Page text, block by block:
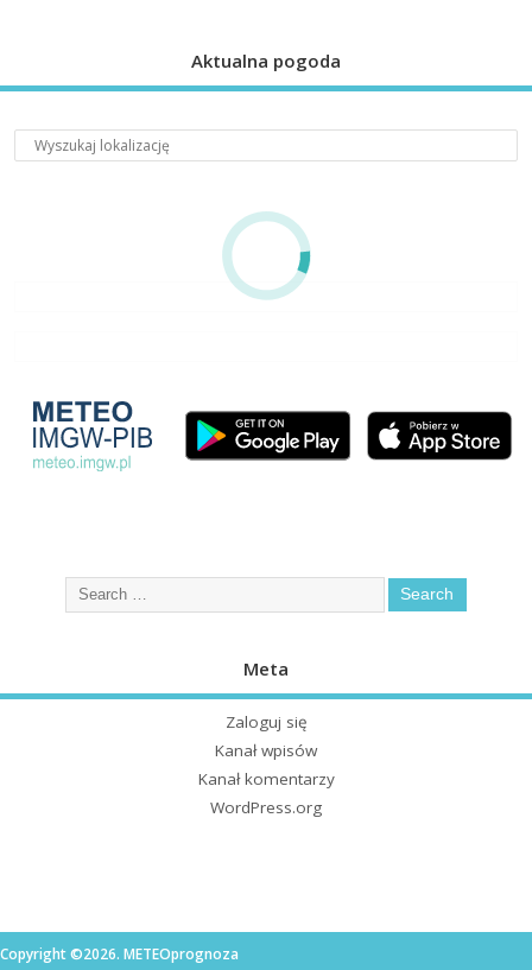
Aktualna pogoda
Meta
Zaloguj się
Kanał wpisów
Kanał komentarzy
WordPress.org
Copyright ©2026. METEOprognoza